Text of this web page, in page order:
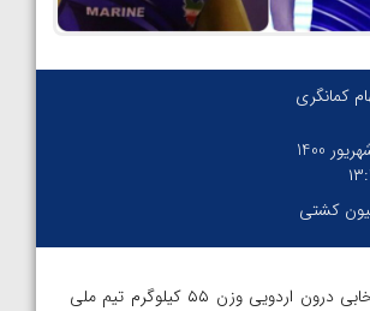
کمانگری
کشتی
رقابت های انتخابی درون اردویی وزن ۵۵ کیلوگرم تیم ملی